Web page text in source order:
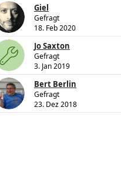
Giel
Gefragt
18. Feb 2020
Jo Saxton
Gefragt
3. Jan 2019
Bert Berlin
Gefragt
23. Dez 2018